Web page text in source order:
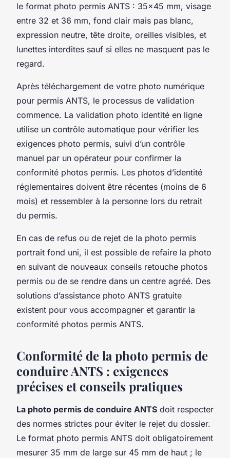
le format photo permis ANTS : 35x45 mm, visage
entre 32 et 36 mm, fond clair mais pas blanc,
expression neutre, tête droite, oreilles visibles, et
lunettes interdites sauf si elles ne masquent pas le
regard.
Après téléchargement de votre photo numérique
pour permis ANTS, le processus de validation
commence. La validation photo identité en ligne
utilise un contrôle automatique pour vérifier les
exigences photo permis, suivi d’un contrôle
manuel par un opérateur pour confirmer la
conformité photos permis. Les photos d’identité
réglementaires doivent être récentes (moins de 6
mois) et ressembler à la personne lors du retrait
du permis.
En cas de refus ou de rejet de la photo permis
portrait fond uni, il est possible de refaire la photo
en suivant de nouveaux conseils retouche photos
permis ou de se rendre dans un centre agréé. Des
solutions d’assistance photo ANTS gratuite
existent pour vous accompagner et garantir la
conformité photos permis ANTS.
Conformité de la photo permis de
conduire ANTS : exigences
précises et conseils pratiques
La photo permis de conduire ANTS doit respecter
des normes strictes pour éviter le rejet du dossier.
Le format photo permis ANTS doit obligatoirement
mesurer 35 mm de large sur 45 mm de haut ; le